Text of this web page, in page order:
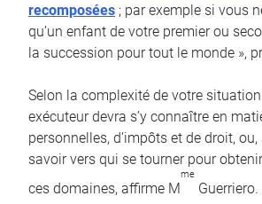
recomposées ; par exemple si vous
qu’un enfant de votre premier ou
la succession pour tout le monde »,
Selon la complexité de votre
exécuteur devra s’y connaître en
personnelles, d’impôts et de droit,
savoir vers qui se tourner pour
ces domaines, affirme M
me
Guerriero.